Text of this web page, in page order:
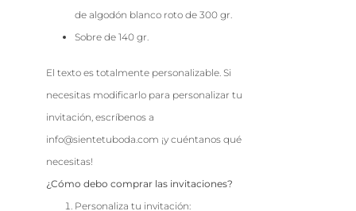
de algodón blanco roto de 300 gr.
Sobre de 140 gr.
El texto es totalmente personalizable. Si
necesitas modificarlo para personalizar tu
invitación, escríbenos a
info@sientetuboda.com ¡y cuéntanos qué
necesitas!
¿Cómo debo comprar las invitaciones?
Personaliza tu invitación: